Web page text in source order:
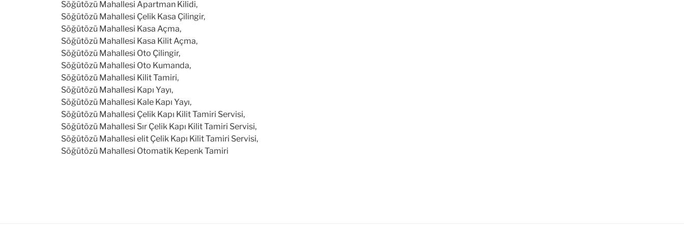
Söğütözü Mahallesi Apartman Kilidi,
Söğütözü Mahallesi Çelik Kasa Çilingir,
Söğütözü Mahallesi Kasa Açma,
Söğütözü Mahallesi Kasa Kilit Açma,
Söğütözü Mahallesi Oto Çilingir,
Söğütözü Mahallesi Oto Kumanda,
Söğütözü Mahallesi Kilit Tamiri,
Söğütözü Mahallesi Kapı Yayı,
Söğütözü Mahallesi Kale Kapı Yayı,
Söğütözü Mahallesi Çelik Kapı Kilit Tamiri Servisi,
Söğütözü Mahallesi Sır Çelik Kapı Kilit Tamiri Servisi,
Söğütözü Mahallesi elit Çelik Kapı Kilit Tamiri Servisi,
Söğütözü Mahallesi Otomatik Kepenk Tamiri